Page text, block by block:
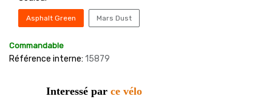
Asphalt Green Mars Dust
Commandable
Référence interne: 15879
Interessé par ce vélo